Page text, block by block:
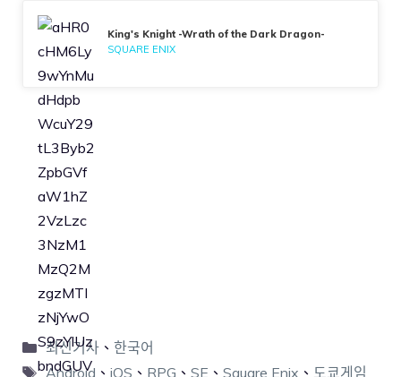
King's Knight -Wrath of the Dark Dragon-
SQUARE ENIX
최신기사、 한국어
Android 、 iOS 、 RPG 、 SE 、 Square Enix 、 도쿄게임